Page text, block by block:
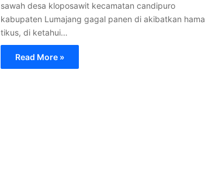
sawah desa kloposawit kecamatan candipuro
kabupaten Lumajang gagal panen di akibatkan hama
tikus, di ketahui…
Read More »